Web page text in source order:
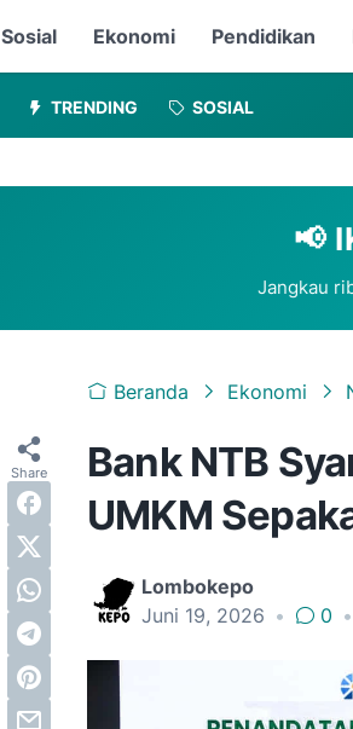
Sosial Ekonomi Pendidikan
TRENDING SOSIAL
📢
Jangkau
Beranda Ekonomi
Bank NTB
UMKM
Lombokepo
Juni 19, 2026 • 0 •